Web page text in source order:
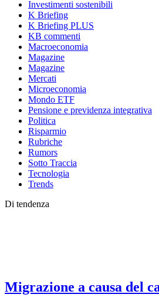
Investimenti sostenibili
K Briefing
K Briefing PLUS
KB commenti
Macroeconomia
Magazine
Magazine
Mercati
Microeconomia
Mondo ETF
Pensione e previdenza integrativa
Politica
Risparmio
Rubriche
Rumors
Sotto Traccia
Tecnologia
Trends
Di tendenza
Migrazione a causa del